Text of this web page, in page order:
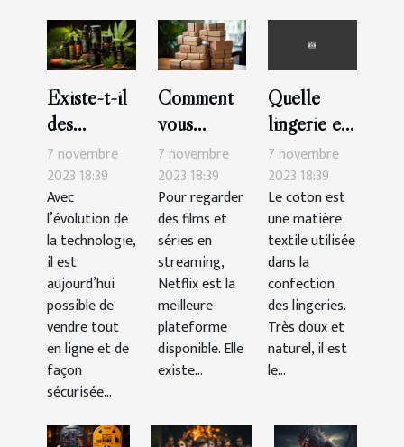
Existe-t-il
des
possibilités
de vendre
le CBD en
ligne ?
7 novembre
2023 18:39
Avec
l’évolution de
la technologie,
il est
aujourd’hui
possible de
vendre tout
en ligne et de
façon
sécurisée...
Comment
vous
abonner à
Netflix ?
7 novembre
2023 18:39
Pour regarder
des films et
séries en
streaming,
Netflix est la
meilleure
plateforme
disponible. Elle
existe...
Quelle
lingerie en
coton
choisir ?
7 novembre
2023 18:39
Le coton est
une matière
textile utilisée
dans la
confection
des lingeries.
Très doux et
naturel, il est
le...